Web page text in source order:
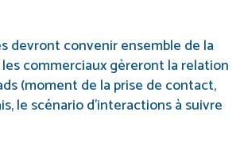
devront convenir ensemble de la
commerciaux gèreront la relation
(moment de la prise de contact,
le scénario d’interactions à suivre